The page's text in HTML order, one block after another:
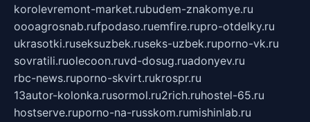
korolevremont-market.rubudem-znakomye.ru
oooagrosnab.rufpodaso.ruemfire.rupro-otdelky.ru
ukrasotki.ruseksuzbek.ruseks-uzbek.ruporno-vk.ru
sovratili.ruolecoon.ruvd-dosug.ruadonyev.ru
rbc-news.ruporno-skvirt.rukrospr.ru
13autor-kolonka.rusormol.ru2rich.ruhostel-65.ru
hostserve.ruporno-na-russkom.rumishinlab.ru